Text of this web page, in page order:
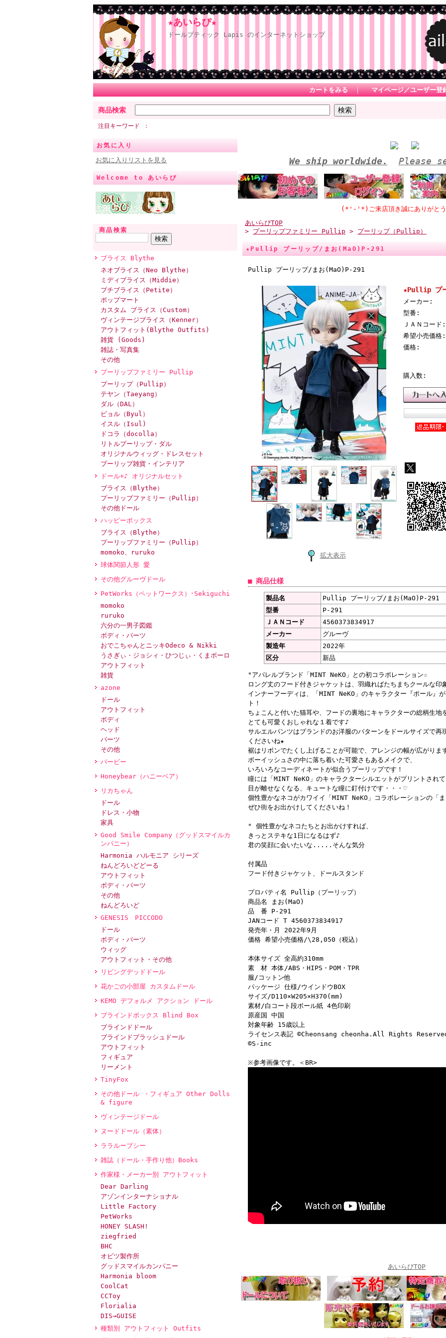
★あいらぴ★
ドールブティック Lapis のインターネットショップ
カートをみる ｜ マイページ／ユーザー登
商品検索
注目キーワード
お気に入り
お気に入りリストを見る
Welcome to あいらぴ
商品検索
ブライス Blythe
ネオブライス（Neo Blythe）
ミディブライス（Middie）
プチブライス（Petite）
ポップマート
カスタム ブライス（Custom）
ヴィンテージブライス（Kenner）
アウトフィット(Blythe Outfits)
雑貨 (Goods)
雑誌・写真集
その他
プーリップファミリー Pullip
プーリップ（Pullip）
テヤン（Taeyang）
ダル（DAL）
ビョル（Byul）
イスル（Isul)
ドコラ（docolla）
リトルプーリップ・ダル
オリジナルウィッグ・ドレスセット
プーリップ雑貨・インテリア
ドール+♪ オリジナルセット
ブライス（Blythe）
プーリップファミリー（Pullip）
その他ドール
ハッピーボックス
ブライス（Blythe）
プーリップファミリー（Pullip）
momoko、ruruko
球体関節人形 愛
その他グルーヴドール
PetWorks（ペットワークス）･Sekiguchi
momoko
ruruko
六分の一男子図鑑
ボディ・パーツ
おでこちゃんとニッキOdeco & Nikki
うさぎぃ・ジョシィ・ひつじぃ・くまボーロ
アウトフィット
雑貨
azone
ドール
アウトフィット
ボディ
ヘッド
パーツ
その他
バービー
Honeybear（ハニーベア）
リカちゃん
ドール
ドレス・小物
家具
Good Smile Company（グッドスマイルカ
ンパニー）
Harmonia ハルモニア シリーズ
ねんどろいどどーる
アウトフィット
ボディ・パーツ
その他
ねんどろいど
GENESIS PICCODO
ドール
ボディ・パーツ
ウィッグ
アウトフィット・その他
リビングデッドドール
花かごの小部屋 カスタムドール
KEMO デフォルメ アクション ドール
ブラインドボックス Blind Box
ブラインドドール
ブラインドプラッシュドール
アウトフィット
フィギュア
リーメント
TinyFox
その他ドール ・フィギュア Other Dolls
& figure
ヴィンテージドール
ヌードドール（素体）
ララループシー
雑誌（ドール・手作り他）Books
作家様・メーカー別 アウトフィット
Dear Darling
アゾンインターナショナル
Little Factory
PetWorks
HONEY SLASH!
ziegfried
BHC
オビツ製作所
グッドスマイルカンパニー
Harmonia bloom
CoolCat
CCToy
Florialia
DIS→GUISE
種類別 アウトフィット Outfits
We ship worldwide. Please
(*'-'*)ご来店頂き誠にありがとうございま
あいらぴTOP
> プーリップファミリー Pullip > プーリップ（Pullip）
★Pullip プーリップ/まお(MaO)P-291
Pullip プーリップ/まお(MaO)P-291
拡大表示
★Pullip プ
メーカー:
型番:
ＪＡＮコード:
希望小売価格:
価格:
購入数:
■ 商品仕様
製品名
Pullip プーリップ/まお(MaO)P-291
型番
P-291
ＪＡＮコード
4560373834917
メーカー
グルーヴ
製造年
2022年
区分
新品
"アパレルブランド「MINT NeKO」との初コラボレーション☆
ロング丈のフード付きジャケットは、羽織ればたちまちクールな印
インナーフーディは、「MINT NeKO」のキャラクター『ポール』
ト！
ちょこんと付いた猫耳や、フードの裏地にキャラクターの総柄生地
とても可愛くおしゃれな１着です♪
サルエルパンツはブランドのお洋服のパターンをドールサイズで
くださいね★
裾はリボンでたくし上げることが可能で、アレンジの幅が広がりま
ボーイッシュさの中に落ち着いた可愛さもあるメイクで、
いろいろなコーディネートが似合うプーリップです！
瞳には「MINT NeKO」のキャラクターシルエットがプリントされ
目が離せなくなる、キュートな瞳に釘付けです・・・♡
個性豊かなネコがカワイイ「MINT NeKO」コラボレーションの「
ぜひ街をお出かけしてくださいね！
" 個性豊かなネコたちとお出かけすれば、
きっとステキな1日になるはず♪
君の笑顔に会いたいな.....そんな気分
付属品
フード付きジャケット、ドールスタンド
プロパティ名 Pullip（プーリップ）
商品名 まお(MaO)
品 番 P-291
JANコード T 4560373834917
発売年・月 2022年9月
価格 希望小売価格/\28,050（税込）
本体サイズ 全高約310mm
素 材 本体/ABS・HIPS・POM・TPR
服/コットン他
パッケージ 仕様/ウインドウBOX
サイズ/D110×W205×H370(mm)
素材/白コート段ボール紙 4色印刷
原産国 中国
対象年齢 15歳以上
ライセンス表記 ©Cheonsang cheonha.All Rights
©S-inc
※参考画像です。＜BR>
あいらぴTOP